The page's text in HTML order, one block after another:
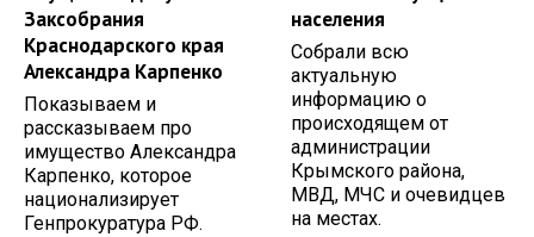
Заксобрания
Краснодарского края
Александра Карпенко
Показываем и
рассказываем про
имущество Александра
Карпенко, которое
национализирует
Генпрокуратура РФ.
населения
Собрали всю
актуальную
информацию о
происходящем от
администрации
Крымского района,
МВД, МЧС и очевидцев
на местах.